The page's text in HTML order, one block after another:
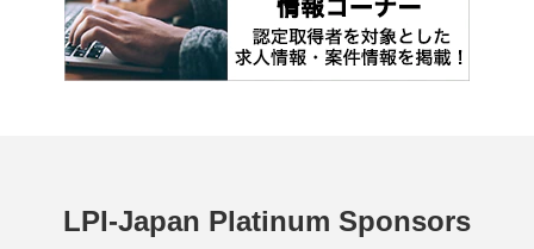
LPI-Japan Platinum Sponsors